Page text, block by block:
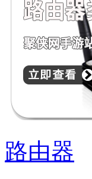
路由器